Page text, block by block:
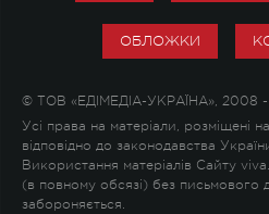
ОБЛОЖКИ
© ТОВ «ЕДІМЕДІА-УКРАЇНА», 2008
Усі права на матеріали, розміщені
відповідно до законодавства
Використання матеріалів Сайту
(в повному обсязі) без письмового
забороняється.